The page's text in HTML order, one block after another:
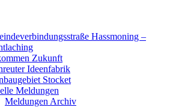
Hassmoning –
Zukunft
Ideenfabrik
Stocket
Meldungen
Meldungen Archiv